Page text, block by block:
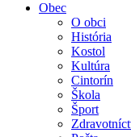
Obec
O obci
História
Kostol
Kultúra
Cintorín
Škola
Šport